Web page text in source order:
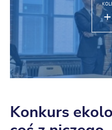
Konkurs